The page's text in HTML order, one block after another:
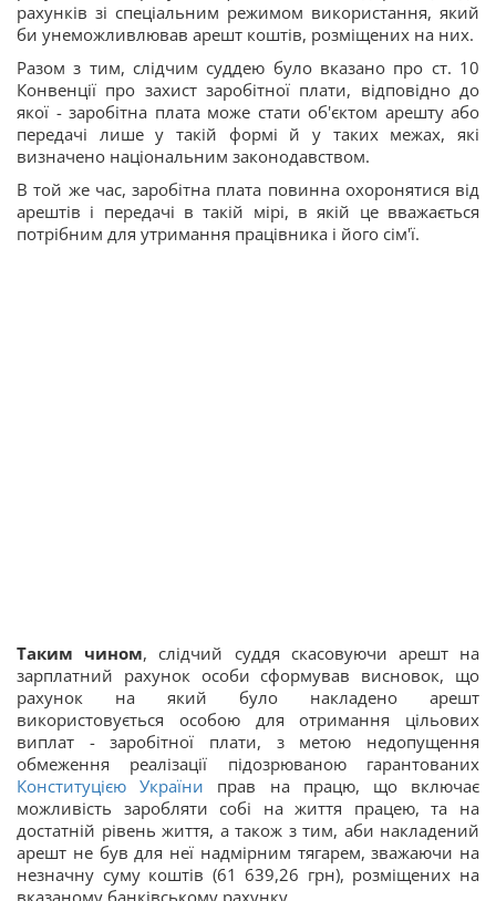
рахунків зі спеціальним режимом використання, який
би унеможливлював арешт коштів, розміщених на них.
Разом з тим, слідчим суддею було вказано про ст. 10
Конвенції про захист заробітної плати, відповідно до
якої - заробітна плата може стати об'єктом арешту або
передачі лише у такій формі й у таких межах, які
визначено національним законодавством.
В той же час, заробітна плата повинна охоронятися від
арештів і передачі в такій мірі, в якій це вважається
потрібним для утримання працівника і його сім'ї.
Таким чином, слідчий суддя скасовуючи арешт на
зарплатний рахунок особи сформував висновок, що
рахунок на який було накладено арешт
використовується особою для отримання цільових
виплат - заробітної плати, з метою недопущення
обмеження реалізації підозрюваною гарантованих
Конституцією України прав на працю, що включає
можливість заробляти собі на життя працею, та на
достатній рівень життя, а також з тим, аби накладений
арешт не був для неї надмірним тягарем, зважаючи на
незначну суму коштів (61 639,26 грн), розміщених на